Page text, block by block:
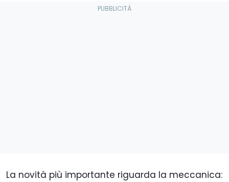
La novità più importante riguarda la meccanica: